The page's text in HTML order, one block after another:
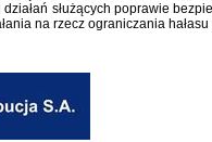
służących poprawie
na rzecz ograniczania